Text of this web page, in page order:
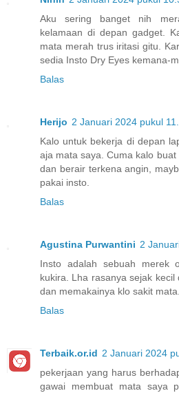
Aku sering banget nih
kelamaan di depan gadget.
mata merah trus iritasi gitu.
sedia Insto Dry Eyes kemana-
Balas
Herijo 2 Januari 2024 pukul
Kalo untuk bekerja di depan
aja mata saya. Cuma kalo
dan berair terkena angin,
pakai insto.
Balas
Agustina Purwantini 2
Insto adalah sebuah merek
kukira. Lha rasanya sejak
dan memakainya klo sakit mata.
Balas
Terbaik.or.id 2 Januari 2024
pekerjaan yang harus
gawai membuat mata saya